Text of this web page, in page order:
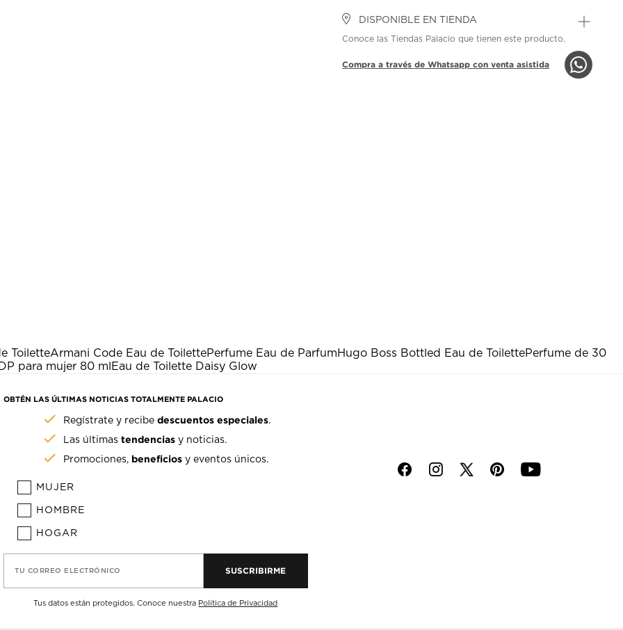
DISPONIBLE EN TIENDA
Conoce las Tiendas Palacio que tienen este producto.
Compra a través de Whatsapp con venta asistida
ToiletteArmani Code Eau de ToilettePerfume Eau de ParfumHugo Boss Bottled Eau de ToilettePerfume de 30
para mujer 80 ml Eau de Toilette Daisy Glow
OBTÉN LAS ÚLTIMAS NOTICIAS TOTALMENTE PALACIO
Regístrate y recibedescuentos especiales.
Las últimastendencias y noticias.
Promociones, beneficios y eventos únicos.
MUJER
HOMBRE
HOGAR
TU CORREO ELECTRÓNICO SUSCRIBIRME
Tus datos están protegidos. Conoce nuestra Política de Privacidad
f i p y